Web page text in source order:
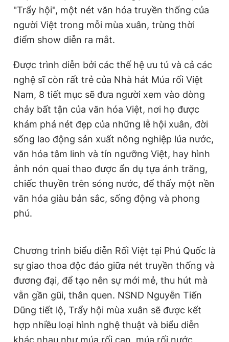
"Trẩy hội", một nét văn hóa truyền thống của
người Việt trong mỗi mùa xuân, trùng thời
điểm show diễn ra mắt.
Được trình diễn bởi các thế hệ ưu tú và cả các
nghệ sĩ còn rất trẻ của Nhà hát Múa rối Việt
Nam, 8 tiết mục sẽ đưa người xem vào dòng
chảy bất tận của văn hóa Việt, nơi họ được
khám phá nét đẹp của những lễ hội xuân, đời
sống lao động sản xuất nông nghiệp lúa nước,
văn hóa tâm linh và tín ngưỡng Việt, hay hình
ảnh nón quai thao được ẩn dụ tựa ánh trăng,
chiếc thuyền trên sóng nước, để thấy một nền
văn hóa giàu bản sắc, sống động và phong
phú.
Chương trình biểu diễn Rối Việt tại Phú Quốc là
sự giao thoa độc đáo giữa nét truyền thống và
đương đại, để tạo nên sự mới mẻ, thu hút mà
vẫn gần gũi, thân quen. NSND Nguyễn Tiến
Dũng tiết lộ, Trẩy hội mùa xuân sẽ được kết
hợp nhiều loại hình nghệ thuật và biểu diễn